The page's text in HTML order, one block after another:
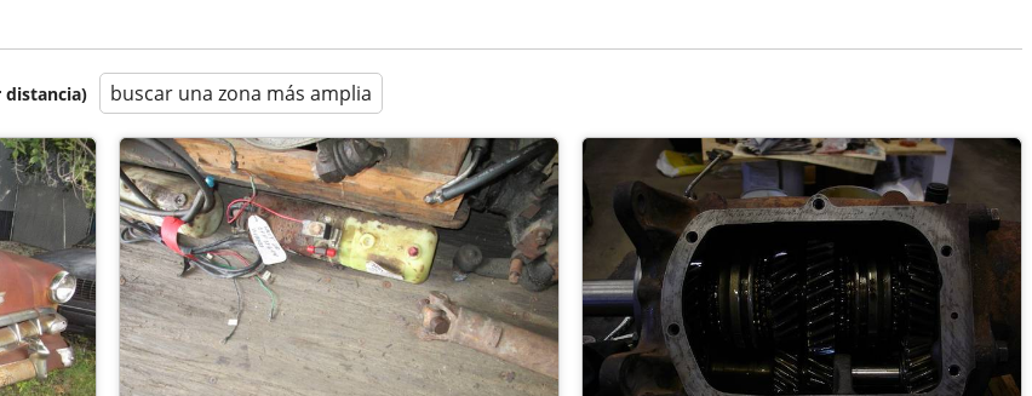
distancia) buscar una zona más amplia